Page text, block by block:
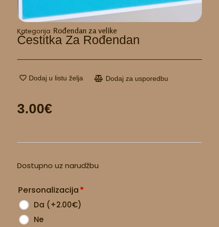
Kategorija: Rođendan za velike
Čestitka Za Rođendan
Dodaj u listu želja Dodaj za usporedbu
3.00€
Dostupno uz narudžbu
Personalizacija*
Da (+2.00€)
Ne
za
količina